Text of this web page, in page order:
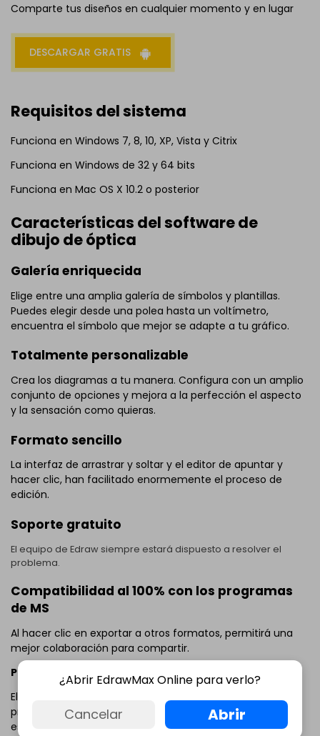
Comparte tus diseños en cualquier momento y en lugar
DESCARGAR GRATIS
Requisitos del sistema
Funciona en Windows 7, 8, 10, XP, Vista y Citrix
Funciona en Windows de 32 y 64 bits
Funciona en Mac OS X 10.2 o posterior
Características del software de
dibujo de óptica
Galería enriquecida
Elige entre una amplia galería de símbolos y plantillas.
Puedes elegir desde una polea hasta un voltímetro,
encuentra el símbolo que mejor se adapte a tu gráfico.
Totalmente personalizable
Crea los diagramas a tu manera. Configura con un amplio
conjunto de opciones y mejora a la perfección el aspecto
y la sensación como quieras.
Formato sencillo
La interfaz de arrastrar y soltar y el editor de apuntar y
hacer clic, han facilitado enormemente el proceso de
edición.
Soporte gratuito
El equipo de Edraw siempre estará dispuesto a resolver el
problema.
Compatibilidad al 100% con los programas
de MS
Al hacer clic en exportar a otros formatos, permitirá una
mejor colaboración para compartir.
Plantillas de dibujo de óptica
El software de dibujo de óptica incluye algunas formas
prediseñadas como lente convexa, superficie esférica,
espejo, cuerpo, rayo, bombilla, fuente de luz y cristal. Solo
¿Abrir EdrawMax Online para verlo?
Cancelar Abrir